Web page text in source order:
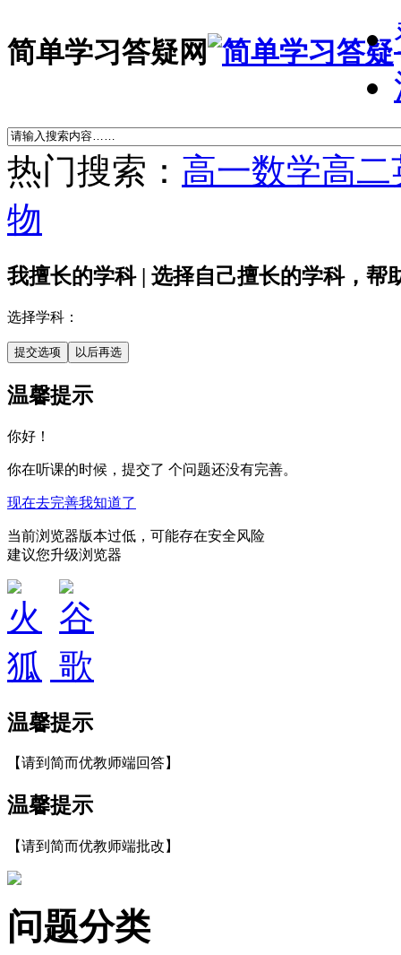
简单学习答疑网
热门搜索： 高一数学高二
物
我擅长的学科 | 选择自己擅长的学科，帮
选择学科：
温馨提示
你好！
你在听课的时候，提交了 个问题还没有完善。
现在去完善我知道了
当前浏览器版本过低，可能存在安全风险
建议您升级浏览器
温馨提示
【请到简而优教师端回答】
温馨提示
【请到简而优教师端批改】
问题分类